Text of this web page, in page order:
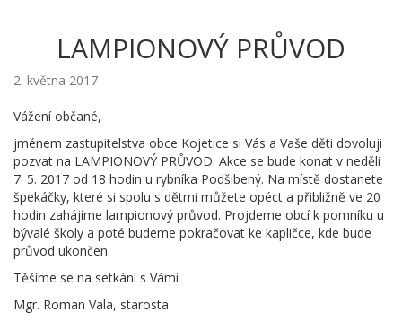
LAMPIONOVÝ PRŮVOD
2. května 2017
Vážení občané,
jménem zastupitelstva obce Kojetice si Vás a Vaše děti dovoluji
pozvat na LAMPIONOVÝ PRŮVOD. Akce se bude konat v neděli
7. 5. 2017 od 18 hodin u rybníka Podšibený. Na místě dostanete
špekáčky, které si spolu s dětmi můžete opéct a přibližně ve 20
hodin zahájíme lampionový průvod. Projdeme obcí k pomníku u
bývalé školy a poté budeme pokračovat ke kapličce, kde bude
průvod ukončen.
Těšíme se na setkání s Vámi
Mgr. Roman Vala, starosta